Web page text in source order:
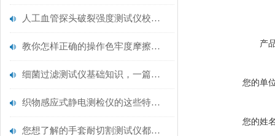
人工血管探头破裂强度测试仪校准规范：精准赋能医疗安全的技术基准
教你怎样正确的操作色牢度摩擦测试机
细菌过滤测试仪基础知识，一篇搞定
织物感应式静电测检仪的这些特点很少有人都知道
您想了解的手套耐切割测试仪都在这里了
产
您的单
您的姓